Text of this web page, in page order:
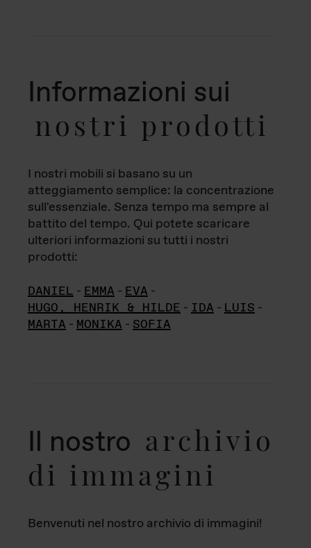
Informazioni sui
nostri prodotti
I nostri mobili si basano su un
atteggiamento semplice: la concentrazione
sull'essenziale. Senza tempo ma sempre al
battito del tempo. Qui potete scaricare
ulteriori informazioni su tutti i nostri
prodotti:
DANIEL - EMMA - EVA -
HUGO, HENRIK & HILDE - IDA - LUIS -
MARTA - MONIKA - SOFIA
Il nostro archivio
di immagini
Benvenuti nel nostro archivio di immagini!